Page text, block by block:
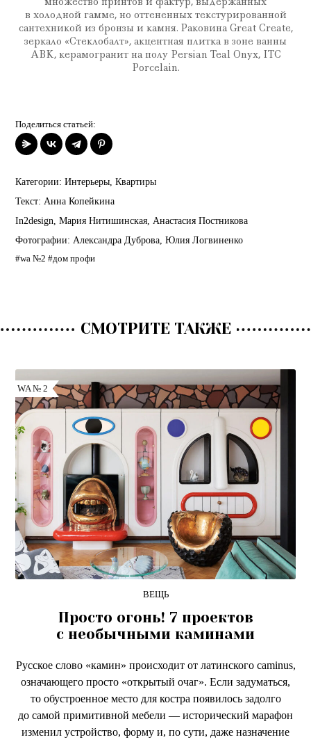
в холодной гамме, но оттененных текстурированной
сантехникой из бронзы и камня. Раковина Great Create,
зеркало «Стеклобалт», акцентная плитка в зоне ванны
ABK, керамогранит на полу Persian Teal Onyx, ITC
Porcelain.
Поделиться статьей:
Категории:Интерьеры,Квартиры
Текст:Анна Копейкина
In2design,Мария Нитишинская,Анастасия Постникова
Фотографии:Александра Дуброва,Юлия Логвиненко
#wa №2 #дом профи
СМОТРИТЕ ТАКЖЕ
WA № 2
ВЕЩЬ
Просто огонь! 7 проектов
с необычными каминами
Русское слово «камин» происходит от латинского caminus,
означающего просто «открытый очаг». Если задуматься,
то обустроенное место для костра появилось задолго
до самой примитивной мебели — исторический марафон
изменил устройство, форму и, по сути, даже назначение